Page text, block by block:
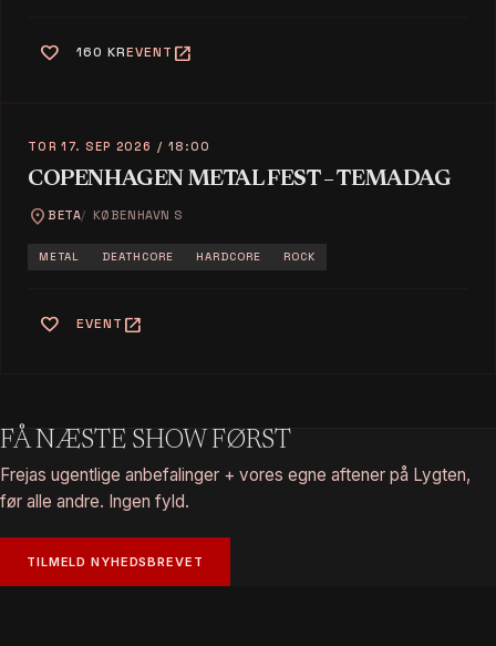
favorite 160 KREVENT open_in_new
TOR 17. SEP 2026 / 18:00
COPENHAGEN METAL FEST – TEMADAG
location_on BETA KØBENHAVN S
METAL DEATHCORE HARDCORE ROCK
favorite EVENT open_in_new
FÅ NÆSTE SHOW FØRST
Frejas ugentlige anbefalinger + vores egne aftener på Lygten,
før alle andre. Ingen fyld.
TILMELD NYHEDSBREVET